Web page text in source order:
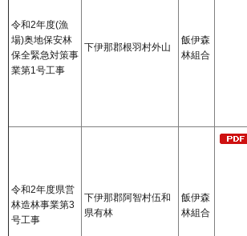
令和2年度(漁
場)奥地保安林
保全緊急対策事
業第1号工事
下伊那郡根羽村外山
飯伊森
林組合
令和2年度県営
林造林事業第3
号工事
下伊那郡阿智村伍和
県有林
飯伊森
林組合